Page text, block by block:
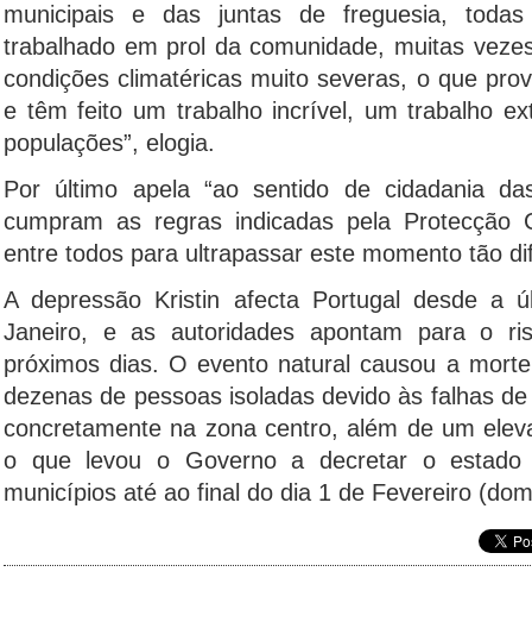
municipais e das juntas de freguesia,
trabalhado em prol da comunidade, muitas
condições climatéricas muito severas, o que
e têm feito um trabalho incrível, um trabalho
populações”, elogia.
Por último apela “ao sentido de cidadania
cumpram as regras indicadas pela Protecção
entre todos para ultrapassar este momento tão
A depressão Kristin afecta Portugal desde a
Janeiro, e as autoridades apontam para o
próximos dias. O evento natural causou a
dezenas de pessoas isoladas devido às falhas
concretamente na zona centro, além de um
o que levou o Governo a decretar o estado
municípios até ao final do dia 1 de Fevereiro